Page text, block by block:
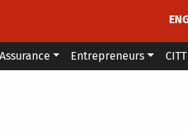
Entrepreneurs CITT